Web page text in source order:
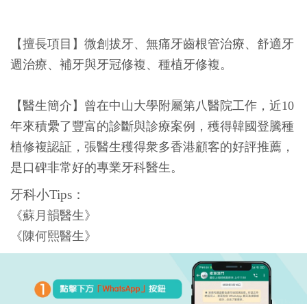
【擅長項目】微創拔牙、無痛牙齒根管治療、舒適牙
週治療、補牙與牙冠修複、種植牙修複。
【醫生簡介】曾在中山大學附屬第八醫院工作，近10
年來積纍了豐富的診斷與診療案例，穫得韓國登騰種
植修複認証，張醫生穫得衆多香港顧客的好評推薦，
是口碑非常好的專業牙科醫生。
牙科小Tips：
《蘇月韻醫生》
《陳何熙醫生》